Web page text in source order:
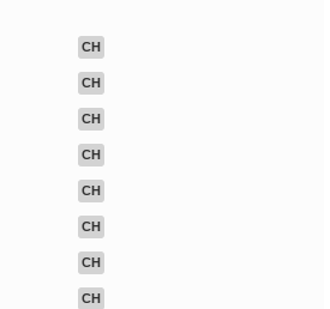
CH
CH
CH
CH
CH
CH
CH
CH